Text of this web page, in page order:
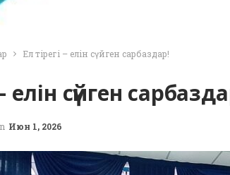
Ел тірегі – елін сүйген сарбаздар!
елін сүйген
Июн 1, 2026